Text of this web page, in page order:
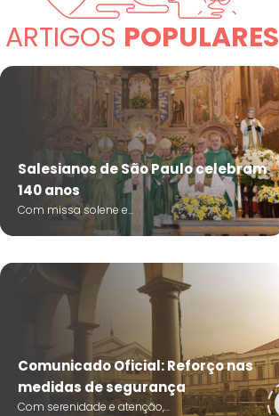
ARTIGOS POPULARES
Salesianos de São Paulo celebram
140 anos
Com missa solene e...
Comunicado Oficial: Reforço nas
medidas de segurança
Com serenidade e atenção,...